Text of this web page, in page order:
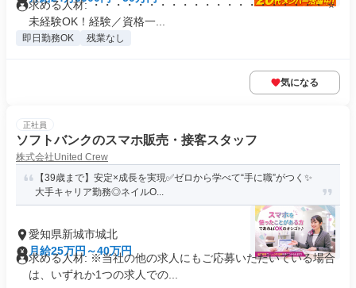
求める人材: ・・・・・・・・・・・・・・・・・・・・・ ⭐
未経験OK！経験／資格一...
即日勤務OK 残業なし
気になる
正社員
ソフトバンクのスマホ販売・接客スタッフ
株式会社United Crew
【39歳まで】安定×成長を実現✅ゼロから学べて“手に職”がつく✨
大手キャリア勤務◎ネイルO...
愛知県新城市城北
月給25万円～40万円
求める人材: ※当社の他の求人にもご応募いただいている場合
は、いずれか1つの求人での...